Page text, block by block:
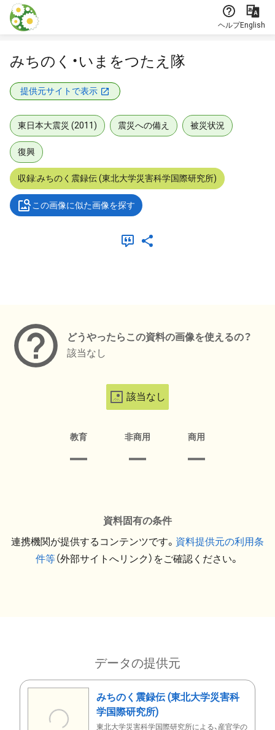
本文に飛ぶ
ヘルプEnglish
みちのく・いまをつたえ隊
提供元サイトで表示
東日本大震災 (2011) 震災への備え 被災状況
復興
収録:みちのく震録伝 (東北大学災害科学国際研究所)
この画像に似た画像を探す
どうやったらこの資料の画像を使えるの？
該当なし
該当なし
教育 非商用 商用
資料固有の条件
連携機関が提供するコンテンツです。 資料提供元の利用条
件等（外部サイトへリンク）をご確認ください。
データの提供元
みちのく震録伝 (東北大学災害科
学国際研究所)
東北大学災害科学国際研究所による、産官学の